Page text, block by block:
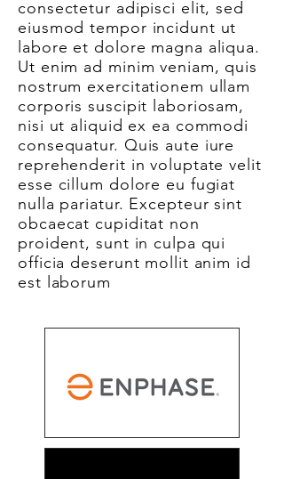
consectetur adipisci elit, sed
eiusmod tempor incidunt ut
labore et dolore magna aliqua.
Ut enim ad minim veniam, quis
nostrum exercitationem ullam
corporis suscipit laboriosam,
nisi ut aliquid ex ea commodi
consequatur. Quis aute iure
reprehenderit in voluptate velit
esse cillum dolore eu fugiat
nulla pariatur. Excepteur sint
obcaecat cupiditat non
proident, sunt in culpa qui
officia deserunt mollit anim id
est laborum